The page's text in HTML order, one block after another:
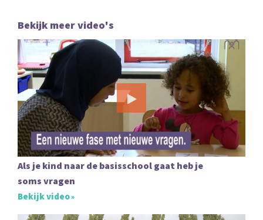
Bekijk meer video's
Als je kind naar de basisschool gaat heb je
soms vragen
Bekijk video